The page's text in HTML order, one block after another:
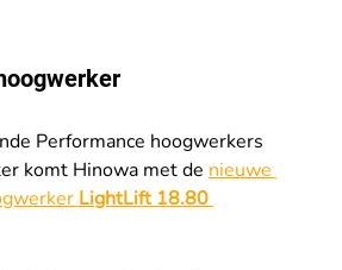
Performance hoogwerkers
komt Hinowa met de nieuwe
LightLift 18.80